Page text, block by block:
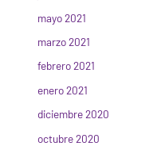
mayo 2021
marzo 2021
febrero 2021
enero 2021
diciembre 2020
octubre 2020